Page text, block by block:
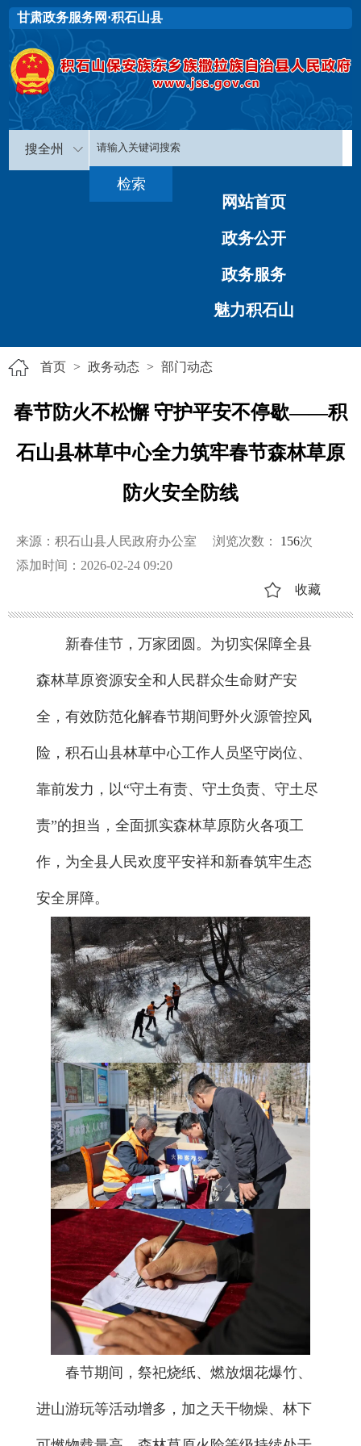
甘肃政务服务网·积石山县
搜全州
网站首页
政务公开
政务服务
魅力积石山
首页 > 政务动态 > 部门动态
春节防火不松懈 守护平安不停歇——积
石山县林草中心全力筑牢春节森林草原
防火安全防线
来源：积石山县人民政府办公室 浏览次数： 156次
添加时间：2026-02-24 09:20
收藏
新春佳节，万家团圆。为切实保障全县
森林草原资源安全和人民群众生命财产安
全，有效防范化解春节期间野外火源管控风
险，积石山县林草中心工作人员坚守岗位、
靠前发力，以“守土有责、守土负责、守土尽
责”的担当，全面抓实森林草原防火各项工
作，为全县人民欢度平安祥和新春筑牢生态
安全屏障。
春节期间，祭祀烧纸、燃放烟花爆竹、
进山游玩等活动增多，加之天干物燥、林下